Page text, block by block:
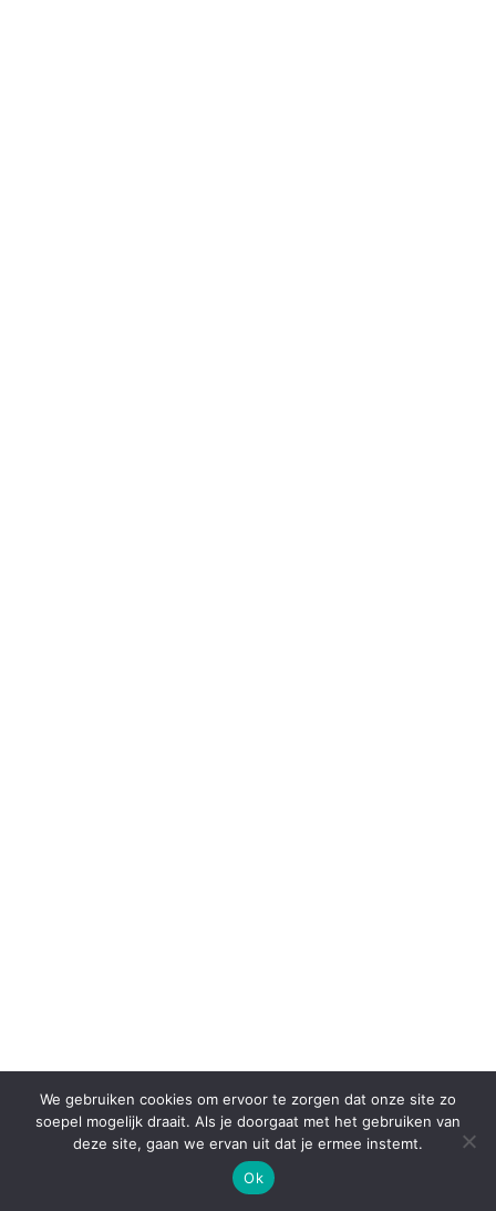
We gebruiken cookies om ervoor te zorgen dat onze site zo
soepel mogelijk draait. Als je doorgaat met het gebruiken van
deze site, gaan we ervan uit dat je ermee instemt.
Ok